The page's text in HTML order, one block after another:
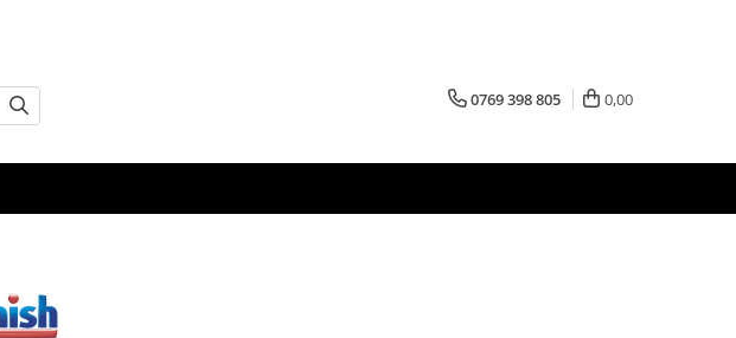
0769 398 805 0,00